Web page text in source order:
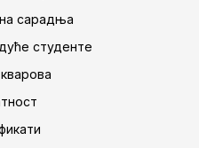
сарадња
студенте